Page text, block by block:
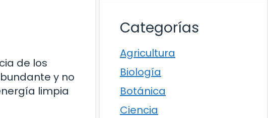
de los
y no
limpia
Categorías
Agricultura
Biología
Botánica
Ciencia